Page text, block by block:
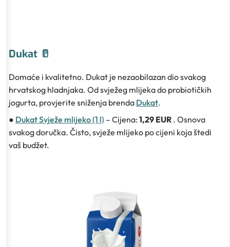
Dukat 🥛
Domaće i kvalitetno. Dukat je nezaobilazan dio svakog
hrvatskog hladnjaka. Od svježeg mlijeka do probiotičkih
jogurta, provjerite sniženja brenda Dukat.
● Dukat Svježe mlijeko (1 l) – Cijena: 1,29 EUR . Osnova
svakog doručka. Čisto, svježe mlijeko po cijeni koja štedi
vaš budžet.